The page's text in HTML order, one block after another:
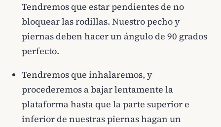
Tendremos que estar pendientes de no
bloquear las rodillas. Nuestro pecho y
piernas deben hacer un ángulo de 90 grados
perfecto.
Tendremos que inhalaremos, y
procederemos a bajar lentamente la
plataforma hasta que la parte superior e
inferior de nuestras piernas hagan un